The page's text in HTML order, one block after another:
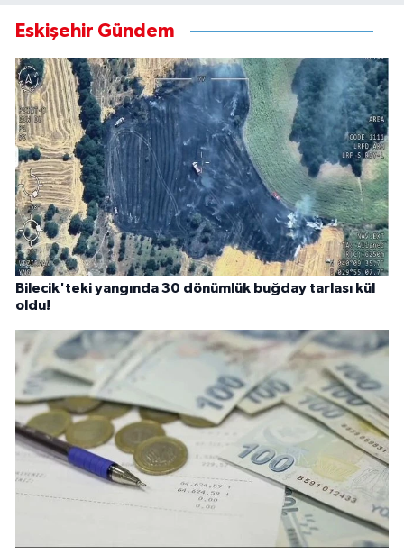
Eskişehir Gündem
Bilecik'teki yangında 30 dönümlük buğday tarlası kül
oldu!